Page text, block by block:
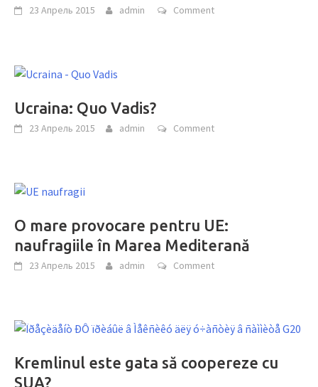
23 Апрель 2015 admin Comment
Ucraina: Quo Vadis?
23 Апрель 2015 admin Comment
O mare provocare pentru UE:
naufragiile în Marea Mediterană
23 Апрель 2015 admin Comment
Kremlinul este gata să coopereze cu
SUA?